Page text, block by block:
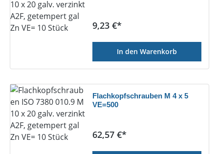
Regulärer Preis:
9,23 €*
In den Warenkorb
Flachkopfschrauben M 4 x 5
VE=500
Regulärer Preis:
62,57 €*